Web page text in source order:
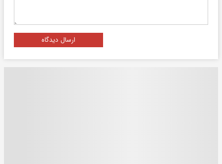
ارسال دیدگاه